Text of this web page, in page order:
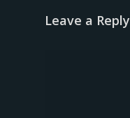
Leave a Reply